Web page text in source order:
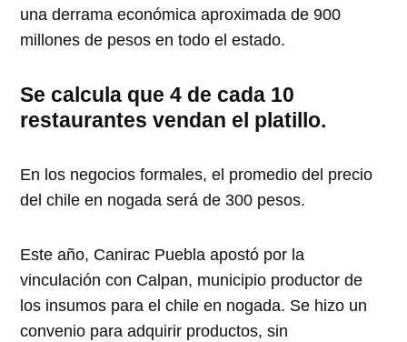
una derrama económica aproximada de 900
millones de pesos en todo el estado.
Se calcula que 4 de cada 10
restaurantes vendan el platillo.
En los negocios formales, el promedio del precio
del chile en nogada será de 300 pesos.
Este año, Canirac Puebla apostó por la
vinculación con Calpan, municipio productor de
los insumos para el chile en nogada. Se hizo un
convenio para adquirir productos, sin